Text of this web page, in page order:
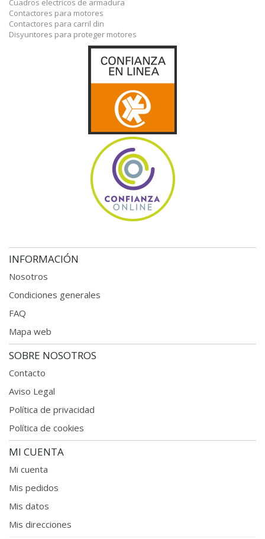
Cuadros electricos de armadura
Contactores para motores
Contactores para carril din
Disyuntores para proteger motores
INFORMACIÓN
Nosotros
Condiciones generales
FAQ
Mapa web
SOBRE NOSOTROS
Contacto
Aviso Legal
Política de privacidad
Política de cookies
MI CUENTA
Mi cuenta
Mis pedidos
Mis datos
Mis direcciones